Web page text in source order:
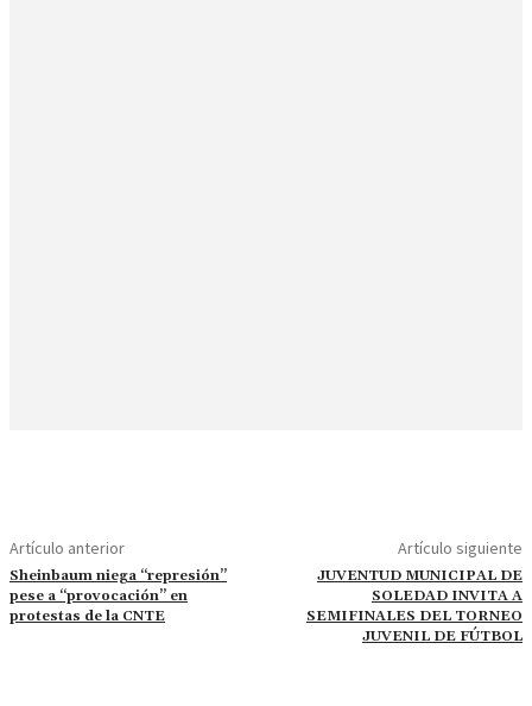
Artículo anterior
Sheinbaum niega “represión”
pese a “provocación” en
protestas de la CNTE
Artículo siguiente
JUVENTUD MUNICIPAL DE
SOLEDAD INVITA A
SEMIFINALES DEL TORNEO
JUVENIL DE FÚTBOL